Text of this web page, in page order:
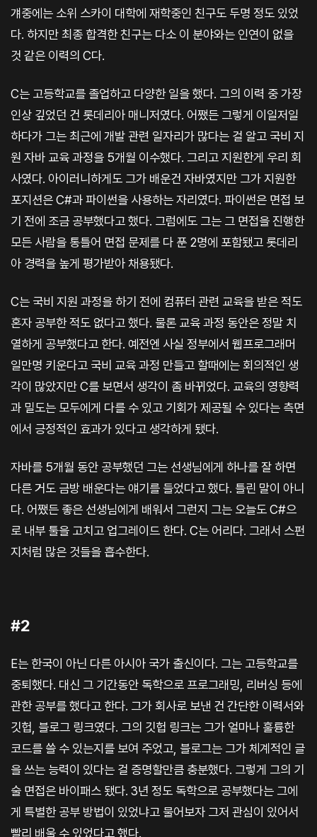
걔중에는 소위 스카이 대학에 재학중인 친구도 두명 정도 있었
다. 하지만 최종 합격한 친구는 다소 이 분야와는 인연이 없을
것 같은 이력의 C다.
C는 고등학교를 졸업하고 다양한 일을 했다. 그의 이력 중 가장
인상 깊었던 건 롯데리아 매니저였다. 어쨌든 그렇게 이일저일
하다가 그는 최근에 개발 관련 일자리가 많다는 걸 알고 국비 지
원 자바 교육 과정을 5개월 이수했다. 그리고 지원한게 우리 회
사였다. 아이러니하게도 그가 배운건 자바였지만 그가 지원한
포지션은 C#과 파이썬을 사용하는 자리였다. 파이썬은 면접 보
기 전에 조금 공부했다고 했다. 그럼에도 그는 그 면접을 진행한
모든 사람을 통틀어 면접 문제를 다 푼 2명에 포함됐고 롯데리
아 경력을 높게 평가받아 채용됐다.
C는 국비 지원 과정을 하기 전에 컴퓨터 관련 교육을 받은 적도
혼자 공부한 적도 없다고 했다. 물론 교육 과정 동안은 정말 치
열하게 공부했다고 한다. 예전엔 사실 정부에서 웹프로그래머
일만명 키운다고 국비 교육 과정 만들고 할때에는 회의적인 생
각이 많았지만 C를 보면서 생각이 좀 바뀌었다. 교육의 영향력
과 밀도는 모두에게 다를 수 있고 기회가 제공될 수 있다는 측면
에서 긍정적인 효과가 있다고 생각하게 됐다.
자바를 5개월 동안 공부했던 그는 선생님에게 하나를 잘 하면
다른 거도 금방 배운다는 얘기를 들었다고 했다. 틀린 말이 아니
다. 어쨌든 좋은 선생님에게 배워서 그런지 그는 오늘도 C#으
로 내부 툴을 고치고 업그레이드 한다. C는 어리다. 그래서 스펀
지처럼 많은 것들을 흡수한다.
#2
E는 한국이 아닌 다른 아시아 국가 출신이다. 그는 고등학교를
중퇴했다. 대신 그 기간동안 독학으로 프로그래밍, 리버싱 등에
관한 공부를 했다고 한다. 그가 회사로 보낸 건 간단한 이력서와
깃헙, 블로그 링크였다. 그의 깃헙 링크는 그가 얼마나 훌륭한
코드를 쓸 수 있는지를 보여 주었고, 블로그는 그가 체계적인 글
을 쓰는 능력이 있다는 걸 증명할만큼 충분했다. 그렇게 그의 기
술 면접은 바이패스 됐다. 3년 정도 독학으로 공부했다는 그에
게 특별한 공부 방법이 있었냐고 물어보자 그저 관심이 있어서
빨리 배울 수 있었다고 했다.